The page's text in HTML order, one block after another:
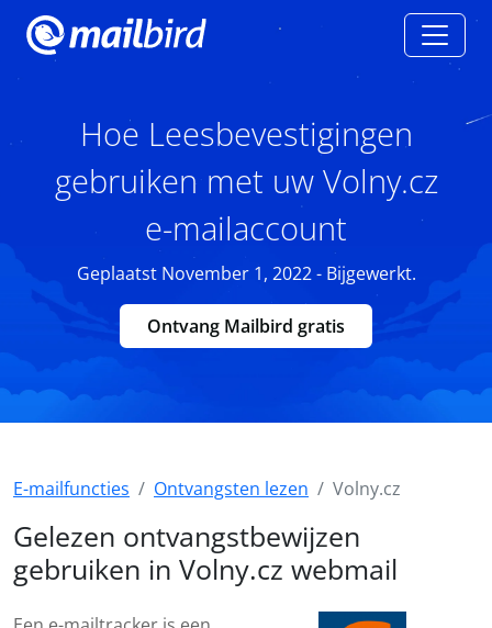
Hoe Leesbevestigingen
gebruiken met uw Volny.cz
e-mailaccount
Geplaatst November 1, 2022 - Bijgewerkt.
Ontvang Mailbird gratis
E-mailfuncties Ontvangsten lezen Volny.cz
Gelezen ontvangstbewijzen
gebruiken in Volny.cz webmail